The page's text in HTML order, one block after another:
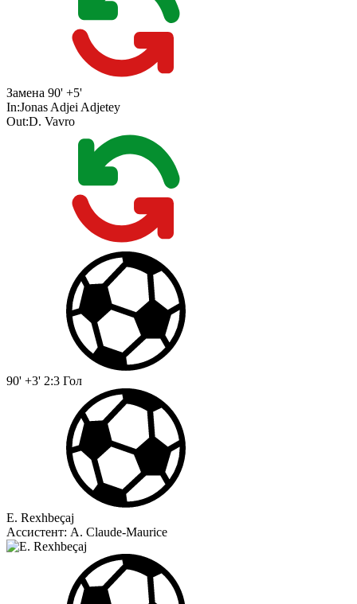
Замена 90' +5'
In:Jonas Adjei Adjetey
Out:D. Vavro
90' +3' 2:3 Гол
E. Rexhbeçaj
Ассистент: A. Claude-Maurice